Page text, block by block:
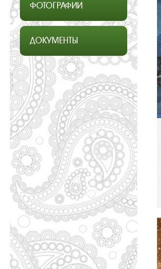
ФОТОГРАФИИ
ДОКУМЕНТЫ